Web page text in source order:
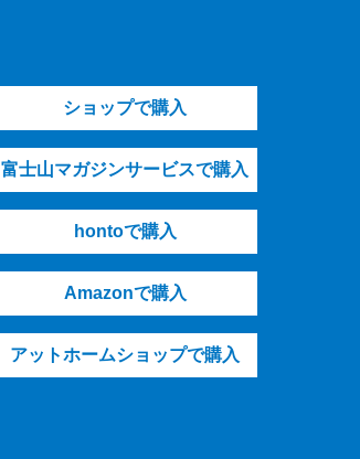
ショップで購入
富士山マガジンサービスで購入
hontoで購入
Amazonで購入
アットホームショップで購入